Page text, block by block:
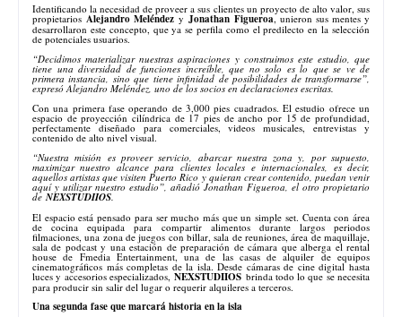
Identificando la necesidad de proveer a sus clientes un proyecto de alto valor, sus
propietarios Alejandro Meléndez y Jonathan Figueroa, unieron sus mentes y
desarrollaron este concepto, que ya se perfila como el predilecto en la selección
de potenciales usuarios.
“Decidimos materializar nuestras aspiraciones y construimos este estudio, que
tiene una diversidad de funciones increíble, que no solo es lo que se ve de
primera instancia, sino que tiene infinidad de posibilidades de transformarse”
expresó Alejandro Meléndez, uno de los socios en declaraciones escritas.
Con una primera fase operando de 3,000 pies cuadrados. El estudio ofrece un
espacio de proyección cilíndrica de 17 pies de ancho por 15 de profundidad,
perfectamente diseñado para comerciales, videos musicales, entrevistas y
contenido de alto nivel visual.
“Nuestra misión es proveer servicio, abarcar nuestra zona y, por supuesto,
maximizar nuestro alcance para clientes locales e internacionales, es decir,
aquellos artistas que visiten Puerto Rico y quieran crear contenido, puedan venir
aquí y utilizar nuestro estudio” , añadió Jonathan Figueroa, el otro propietario
de NEXSTUDIIOS
El espacio está pensado para ser mucho más que un simple set. Cuenta con área
de cocina equipada para compartir alimentos durante largos periodos
filmaciones, una zona de juegos con billar, sala de reuniones, área de maquillaje,
sala de podcast y una estación de preparación de cámara que alberga el rental
house de Fmedia Entertainment, una de las casas de alquiler de equipos
cinematográficos más completas de la isla. Desde cámaras de cine digital hasta
luces y accesorios especializados,NEXSTUDIIOS brinda todo lo que se necesita
para producir sin salir del lugar o requerir alquileres a terceros.
Una segunda fase que marcará historia en la isla